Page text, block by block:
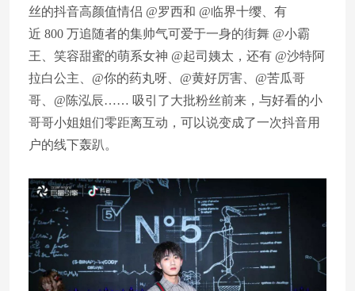
丝的抖音高颜值情侣 @罗西和 @临界十缨、有
近 800 万追随者的集帅气可爱于一身的街舞 @小霸
王、笑容甜蜜的萌系女神 @起司姨太，还有 @沙特阿
拉白公主、@你的药丸呀、@黄好厉害、@苦瓜哥
哥、@陈泓辰…… 吸引了大批粉丝前来，与好看的小
哥哥小姐姐们零距离互动，可以说变成了一次抖音用
户的线下轰趴。